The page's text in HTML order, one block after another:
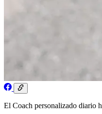
El Coach personalizado diario